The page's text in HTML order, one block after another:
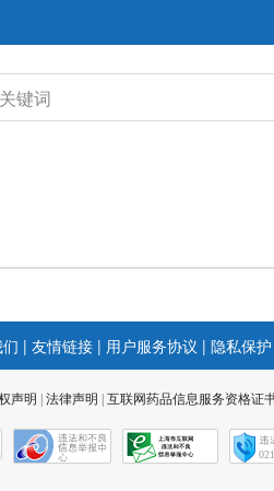
| 友情链接 | 用户服务协议 | 隐私保护
声明 法律声明 互联网药品信息服务资格证